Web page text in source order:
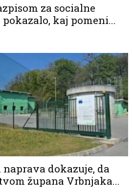
za socialne
kaj pomeni...
dokazuje, da
župana Vrbnjaka...